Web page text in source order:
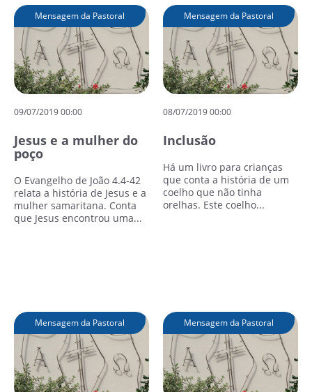
Mensagem da Pastoral
09/07/2019 00:00
Jesus e a mulher do
poço
O Evangelho de João 4.4-42
relata a história de Jesus e a
mulher samaritana. Conta
que Jesus encontrou uma...
Mensagem da Pastoral
08/07/2019 00:00
Inclusão
Há um livro para crianças
que conta a história de um
coelho que não tinha
orelhas. Este coelho...
Mensagem da Pastoral Mensagem da Pastoral